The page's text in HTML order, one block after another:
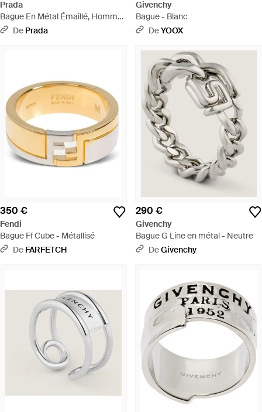
Prada
Bague En Métal Émaillé, Homme,
Taille - Blanc
De Prada
Givenchy
Bague - Blanc
DeYOOX
350 €
Fendi
Bague Ff Cube - Métallisé
De FARFETCH
290 €
Givenchy
Bague G Line en métal - Neutre
DeGivenchy